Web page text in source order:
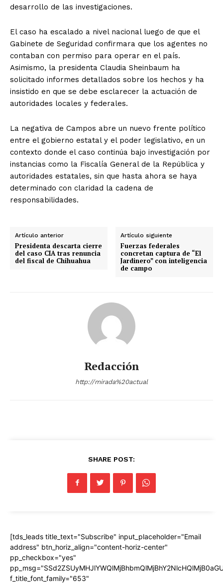
desarrollo de las investigaciones.
El caso ha escalado a nivel nacional luego de que el
Gabinete de Seguridad confirmara que los agentes no
contaban con permiso para operar en el país.
Asimismo, la presidenta Claudia Sheinbaum ha
solicitado informes detallados sobre los hechos y ha
insistido en que se debe esclarecer la actuación de
autoridades locales y federales.
La negativa de Campos abre un nuevo frente político
entre el gobierno estatal y el poder legislativo, en un
contexto donde el caso continúa bajo investigación por
instancias como la Fiscalía General de la República y
autoridades estatales, sin que hasta ahora se haya
determinado con claridad la cadena de
responsabilidades.
Artículo anterior
Presidenta descarta cierre
del caso CIA tras renuncia
del fiscal de Chihuahua
Artículo siguiente
Fuerzas federales
concretan captura de “El
Jardinero” con inteligencia
de campo
Redacción
http://mirada%20actual
SHARE POST:
[tds_leads title_text="Subscribe" input_placeholder="Email
address" btn_horiz_align="content-horiz-center"
pp_checkbox="yes"
f_title_font_family="653"